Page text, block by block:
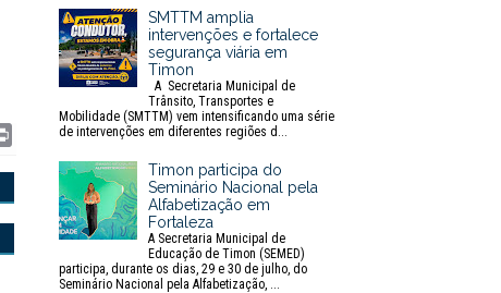
t
SMTTM amplia
intervenções e fortalece
segurança viária em
Timon
A Secretaria Municipal de
Trânsito, Transportes e
Mobilidade (SMTTM) vem intensificando uma série
de intervenções em diferentes regiões d...
Timon participa do
Seminário Nacional pela
Alfabetização em
Fortaleza
A Secretaria Municipal de
Educação de Timon (SEMED)
participa, durante os dias, 29 e 30 de julho, do
Seminário Nacional pela Alfabetização, ...